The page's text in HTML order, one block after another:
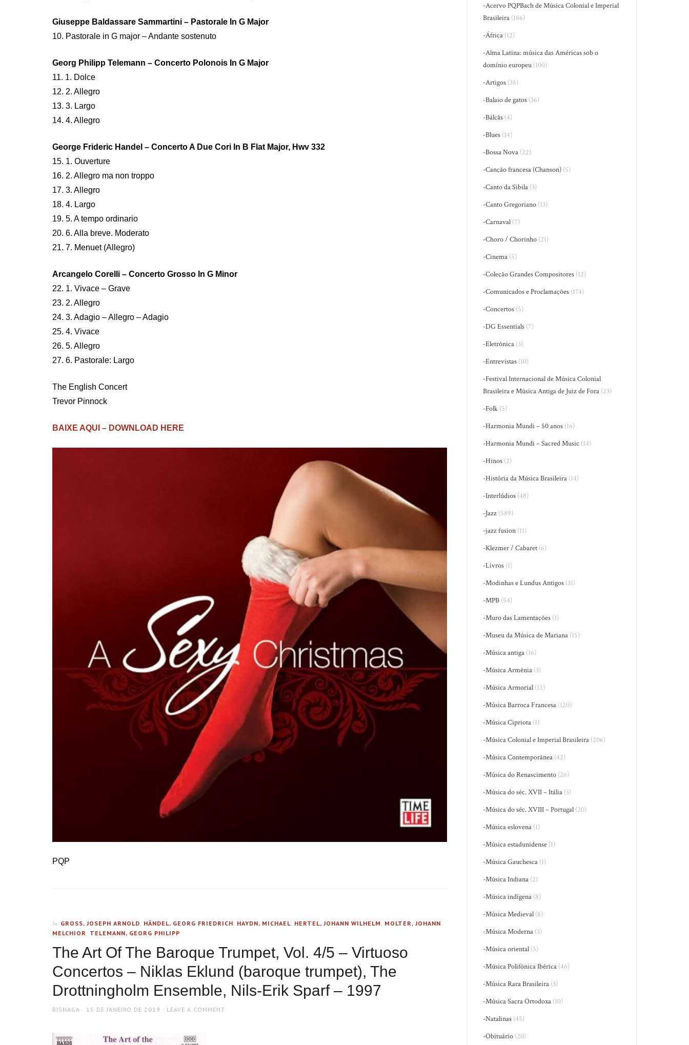
Giuseppe Baldassare Sammartini – Pastorale In G Major
10. Pastorale in G major – Andante sostenuto
Georg Philipp Telemann – Concerto Polonois In G Major
11. 1. Dolce
12. 2. Allegro
13. 3. Largo
14. 4. Allegro
George Frideric Handel – Concerto A Due Cori In B Flat Major, Hwv 332
15. 1. Ouverture
16. 2. Allegro ma non troppo
17. 3. Allegro
18. 4. Largo
19. 5. A tempo ordinario
20. 6. Alla breve. Moderato
21. 7. Menuet (Allegro)
Arcangelo Corelli – Concerto Grosso In G Minor
22. 1. Vivace – Grave
23. 2. Allegro
24. 3. Adagio – Allegro – Adagio
25. 4. Vivace
26. 5. Allegro
27. 6. Pastorale: Largo
The English Concert
Trevor Pinnock
BAIXE AQUI – DOWNLOAD HERE
PQP
In GROSS, JOSEPH ARNOLD HÄNDEL, GEORG FRIEDRICH HAYDN, MICHAEL HERTEL, JOHANN WILHELM
MOLTER, JOHANN
MELCHIOR
TELEMANN, GEORG PHILIPP
The Art Of The Baroque Trumpet, Vol. 4/5 – Virtuoso
Concertos – Niklas Eklund (baroque trumpet), The
Drottningholm Ensemble, Nils-Erik Sparf – 1997
AUTHOR
BISNAGA
POSTED
15 DE JANEIRO DE 2019 LEAVE A COMMENT
-Acervo PQPBach de Música Colonial e Imperial
Brasileira (186)
-África (12)
-Alma Latina: música das Américas sob o
domínio europeu (100)
-Artigos (35)
-Balaio de gatos (36)
-Bálcãs (4)
-Blues (14)
-Bossa Nova (22)
-Canção francesa (Chanson) (5)
-Canto da Sibila (3)
-Canto Gregoriano (13)
-Carnaval (7)
-Choro / Chorinho (21)
-Cinema (5)
-Coleção Grandes Compositores (12)
-Comunicados e Proclamações (174)
-Concertos (5)
-DG Essentials (7)
-Eletrônica (3)
-Entrevistas (10)
-Festival Internacional de Música Colonial
Brasileira e Música Antiga de Juiz de Fora (23)
-Folk (5)
-Harmonia Mundi – 50 anos (16)
-Harmonia Mundi – Sacred Music (14)
-Hinos (2)
-História da Música Brasileira (14)
-Interlúdios (48)
-Jazz (589)
-jazz fusion (11)
-Klezmer / Cabaret (6)
-Livros (1)
-Modinhas e Lundus Antigos (31)
-MPB (54)
-Muro das Lamentações (1)
-Museu da Música de Mariana (15)
-Música antiga (16)
-Música Armênia (3)
-Música Armorial (12)
-Música Barroca Francesa (120)
-Música Cipriota (1)
-Música Colonial e Imperial Brasileira (206)
-Música Contemporânea (42)
-Música do Renascimento (26)
-Música do séc. XVII – Itália (3)
-Música do séc. XVIII – Portugal (20)
-Música eslovena (1)
-Música estadunidense (1)
-Música Gauchesca (1)
-Música Indiana (2)
-Música indígena (8)
-Música Medieval (8)
-Música Moderna (3)
-Música oriental (5)
-Música Polifônica Ibérica (46)
-Música Rara Brasileira (3)
-Música Sacra Ortodoxa (10)
-Natalinas (45)
-Obituário (20)